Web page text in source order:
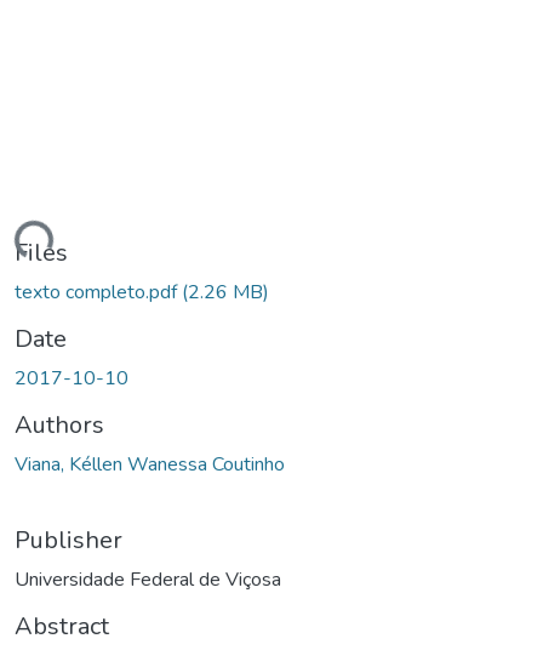
Files
texto completo.pdf(2.26 MB)
Date
2017-10-10
Authors
Viana, Kéllen Wanessa Coutinho
Publisher
Universidade Federal de Viçosa
Abstract